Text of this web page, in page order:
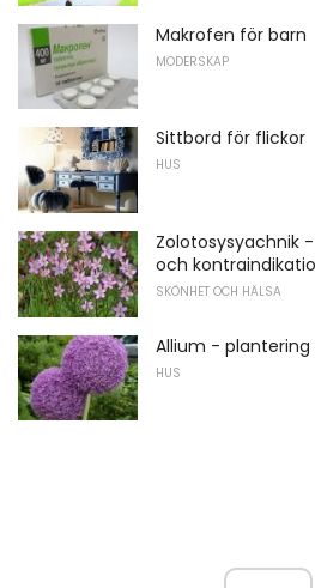
Makrofen för barn
MODERSKAP
Sittbord för flickor
HUS
Zolotosysyachnik
och
SKÖNHET OCH HÄLSA
Allium - plantering
HUS